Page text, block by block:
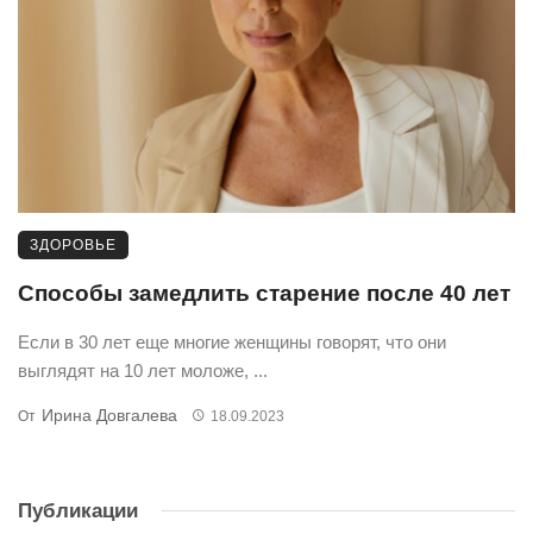
ЗДОРОВЬЕ
Способы замедлить старение после 40 лет
Если в 30 лет еще многие женщины говорят, что они
выглядят на 10 лет моложе, ...
От Ирина Довгалева 18.09.2023
Публикации